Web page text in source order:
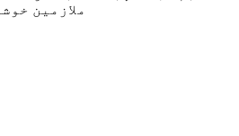
ملازمین